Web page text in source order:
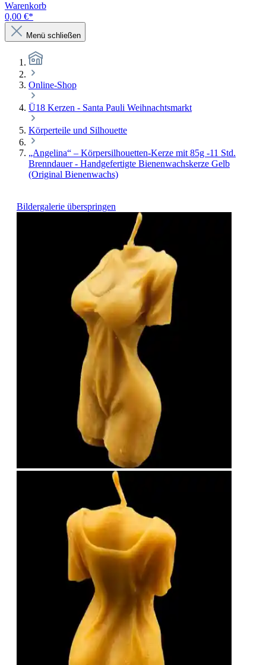
Warenkorb
0,00 €*
Menü schließen
Online-Shop
Ü18 Kerzen - Santa Pauli Weihnachtsmarkt
Körperteile und Silhouette
„Angelina“ – Körpersilhouetten-Kerze mit 85g -11 Std.
Brenndauer - Handgefertigte Bienenwachskerze Gelb
(Original Bienenwachs)
Bildergalerie überspringen